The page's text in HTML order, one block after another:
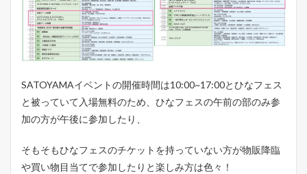
SATOYAMAイベントの開催時間は10:00~17:00とひなフェス
と被っていて入場無料のため、ひなフェスの午前の部のみ参
加の方が午後に参加したり、
そもそもひなフェスのチケットを持っていない方が物販降臨
や買い物目当てで参加したりと楽しみ方は色々！